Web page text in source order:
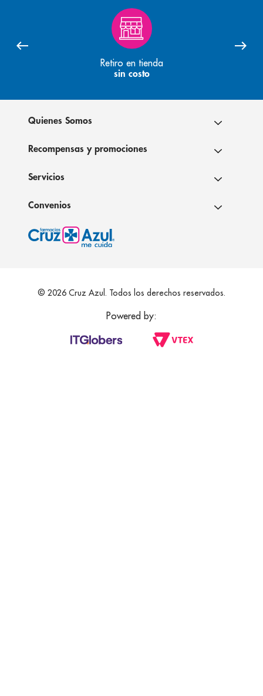
Retiro en tienda
sin costo
Quienes Somos
Recompensas y promociones
Servicios
Convenios
© 2026 Cruz Azul. Todos los derechos reservados.
Powered by: